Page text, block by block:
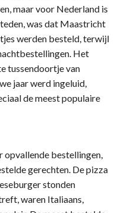
maar voor Nederland is
was dat Maastricht
werden besteld, terwijl
Het
tussendoortje van
jaar werd ingeluid,
de meest populaire
opvallende bestellingen,
gerechten. De pizza
stonden
waren Italiaans,